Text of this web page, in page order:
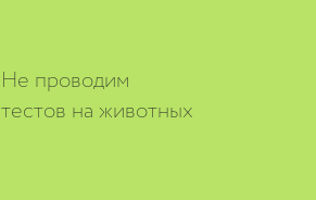
Не проводим
тестов на животных